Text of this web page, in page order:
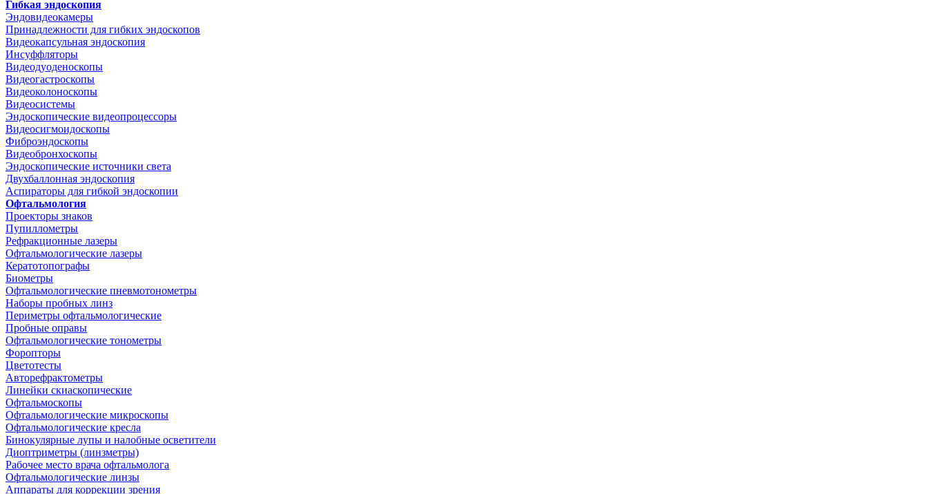
Гибкая эндоскопия
Эндовидеокамеры
Принадлежности для гибких эндоскопов
Видеокапсульная эндоскопия
Инсуффляторы
Видеодуоденоскопы
Видеогастроскопы
Видеоколоноскопы
Видеосистемы
Эндоскопические видеопроцессоры
Видеосигмоидоскопы
Фиброэндоскопы
Видеобронхоскопы
Эндоскопические источники света
Двухбаллонная эндоскопия
Аспираторы для гибкой эндоскопии
Офтальмология
Проекторы знаков
Пупиллометры
Рефракционные лазеры
Офтальмологические лазеры
Кератотопографы
Биометры
Офтальмологические пневмотонометры
Наборы пробных линз
Периметры офтальмологические
Пробные оправы
Офтальмологические тонометры
Форопторы
Цветотесты
Авторефрактометры
Линейки скиаскопические
Офтальмоскопы
Офтальмологические микроскопы
Офтальмологические кресла
Бинокулярные лупы и налобные осветители
Диоптриметры (линзметры)
Рабочее место врача офтальмолога
Офтальмологические линзы
Аппараты для коррекции зрения